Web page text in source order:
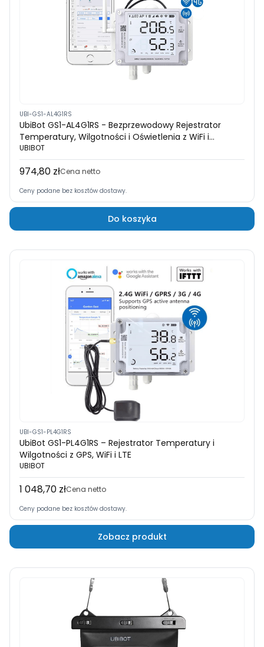
UBI-GS1-AL4G1RS
UbiBot GS1-AL4G1RS - Bezprzewodowy Rejestrator
Temperatury, Wilgotności i Oświetlenia z WiFi i
Obsługą Karty SIM
UBIBOT
Cena
974,80 złCena netto
Ceny podane bez kosztów dostawy.
Do koszyka
UBI-GS1-PL4G1RS
UbiBot GS1-PL4G1RS – Rejestrator Temperatury i
Wilgotności z GPS, WiFi i LTE
UBIBOT
Cena
1 048,70 złCena netto
Ceny podane bez kosztów dostawy.
Zobacz produkt